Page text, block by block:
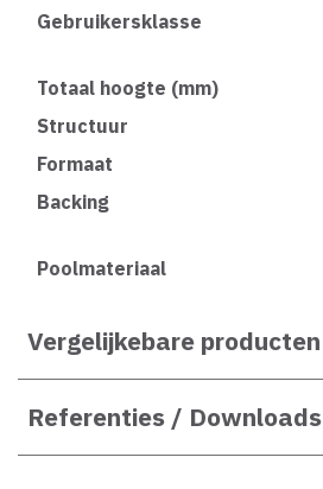
Gebruikersklasse
Totaal hoogte (mm)
Structuur
Formaat
Backing
Poolmateriaal
Vergelijkebare producten
Referenties / Downloads